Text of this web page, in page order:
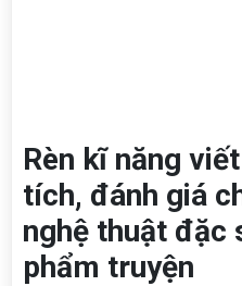
Rèn kĩ năng
tích, đánh giá
nghệ thuật đặc
phẩm truyện